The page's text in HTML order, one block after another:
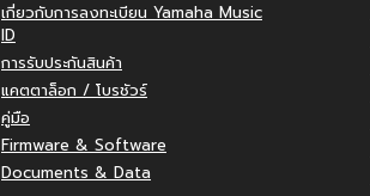
เกี่ยวกับการลงทะเบียน Yamaha Music
ID
การรับประกันสินค้า
แคตตาล็อก / โบรชัวร์
คู่มือ
Firmware & Software
Documents & Data